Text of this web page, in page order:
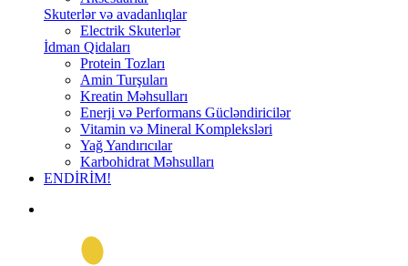
Skuterlər və avadanlıqlar
Electrik Skuterlər
İdman Qidaları
Protein Tozları
Amin Turşuları
Kreatin Məhsulları
Enerji və Performans Gücləndiricilər
Vitamin və Mineral Kompleksləri
Yağ Yandırıcılar
Karbohidrat Məhsulları
ENDİRİM!